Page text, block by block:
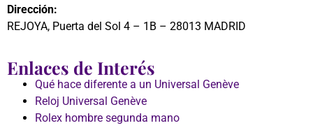
Dirección:
REJOYA, Puerta del Sol 4 – 1B – 28013 MADRID
Enlaces de Interés
Qué hace diferente a un Universal Genève
Reloj Universal Genève
Rolex hombre segunda mano